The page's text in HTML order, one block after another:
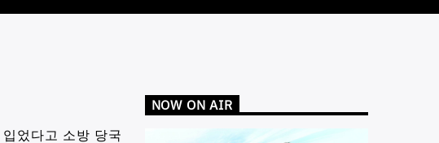
었다고 소방 당국
NOW ON AIR